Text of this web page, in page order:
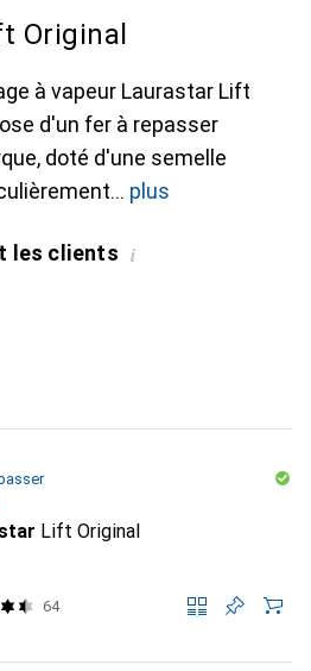
Original
à vapeur Laurastar Lift
d'un fer à repasser
doté d'une semelle
plus
les clients i
Lift Original
64